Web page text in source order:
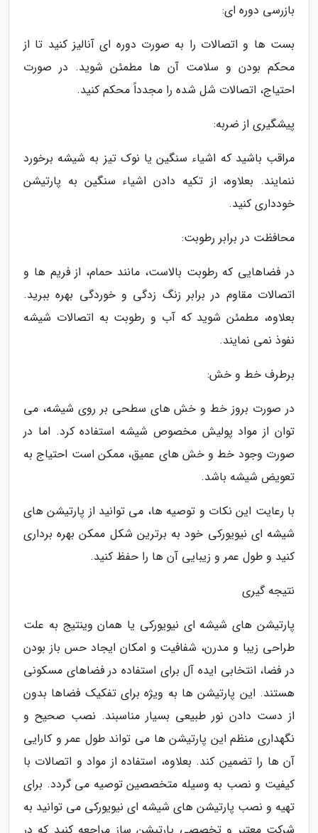
بازرسی دوره ای:
بست ها و اتصالات را به صورت دوره ای آنالیز کنید تا از
محکم بودن و سلامت آن ها مطمئن شوید. در صورت
احتیاج، اتصالات شل شده را مجدداً محکم کنید.
پیشگیری از ضربه:
مراقب باشید که اشیاء سنگین یا نوک تیز به شیشه برخورد
ننمایند. بعلاوه، از تکیه دادن اشیاء سنگین به پارتیشن
خودداری کنید.
محافظت در برابر رطوبت:
در فضاهایی که رطوبت بالاست، مانند حمام، از فریم ها و
اتصالات مقاوم در برابر زنگ زدگی و خوردگی بهره ببرید.
بعلاوه، مطمئن شوید که آب و رطوبت به اتصالات شیشه
نفوذ نمی نمایند.
برطرف خط و خش:
در صورت بروز خط و خش های سطحی بر روی شیشه، می
توان از مواد پولیش مخصوص شیشه استفاده کرد. اما در
صورت وجود خط و خش های عمیق، ممکن است احتیاج به
تعویض شیشه باشد.
با رعایت این نکات و توصیه ها، می توانید از پارتیشن های
شیشه ای نیویورکی خود به برترین شکل ممکن بهره برداری
کنید و طول عمر و زیبایی آن ها را حفظ کنید.
نتیجه گیری
پارتیشن های شیشه ای نیویورکی یا همان وینتیج به علت
طراحی زیبا و مدرن، شفافیت و امکان ایجاد حس باز بودن
در فضا، انتخابی ایده آل برای استفاده در فضاهای مسکونی
هستند. این پارتیشن ها به ویژه برای تفکیک فضاها بدون
از دست دادن نور طبیعی بسیار مناسبند. نصب صحیح و
نگهداری منظم این پارتیشن ها می تواند طول عمر و کارایی
آن ها را تضمین کند. بعلاوه، استفاده از مواد و اتصالات با
کیفیت و نصب به وسیله متخصصین توصیه می گردد. برای
تهیه و نصب پارتیشن های شیشه ای نیویورکی می توانید به